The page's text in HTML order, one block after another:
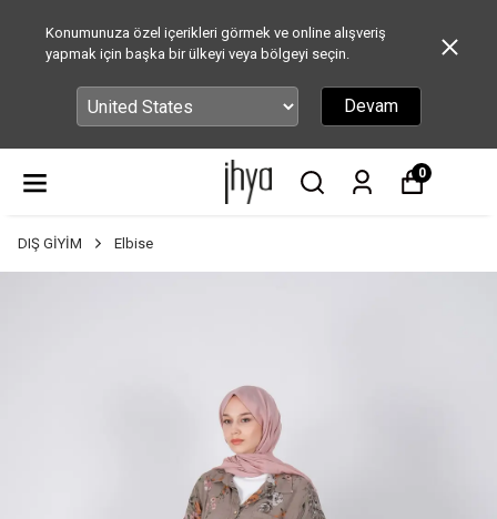
Konumunuza özel içerikleri görmek ve online alışveriş
yapmak için başka bir ülkeyi veya bölgeyi seçin.
Devam
0
DIŞ GİYİM Elbise